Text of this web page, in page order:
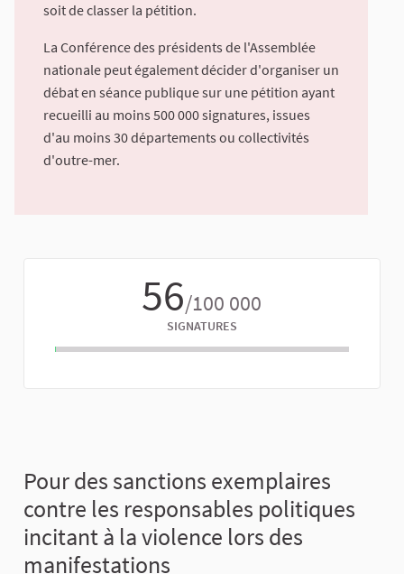
soit de classer la pétition.
La Conférence des présidents de l'Assemblée
nationale peut également décider d'organiser un
débat en séance publique sur une pétition ayant
recueilli au moins 500 000 signatures, issues
d'au moins 30 départements ou collectivités
d'outre-mer.
56/100 000
SIGNATURES
Pour des sanctions exemplaires
contre les responsables politiques
incitant à la violence lors des
manifestations